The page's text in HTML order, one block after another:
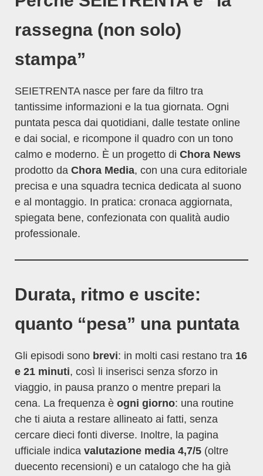
rassegna (non solo)
stampa”
SEIETRENTA nasce per fare da filtro tra
tantissime informazioni e la tua giornata. Ogni
puntata pesca dai quotidiani, dalle testate online
e dai social, e ricompone il quadro con un tono
calmo e moderno. È un progetto di Chora News
prodotto da Chora Media, con una cura editoriale
precisa e una squadra tecnica dedicata al suono
e al montaggio. In pratica: cronaca aggiornata,
spiegata bene, confezionata con qualità audio
professionale.
Durata, ritmo e uscite:
quanto “pesa” una puntata
Gli episodi sono brevi: in molti casi restano tra 16
e 21 minuti, così li inserisci senza sforzo in
viaggio, in pausa pranzo o mentre prepari la
cena. La frequenza è ogni giorno: una routine
che ti aiuta a restare allineato ai fatti, senza
cercare dieci fonti diverse. Inoltre, la pagina
ufficiale indica valutazione media 4,7/5 (oltre
duecento recensioni) e un catalogo che ha già